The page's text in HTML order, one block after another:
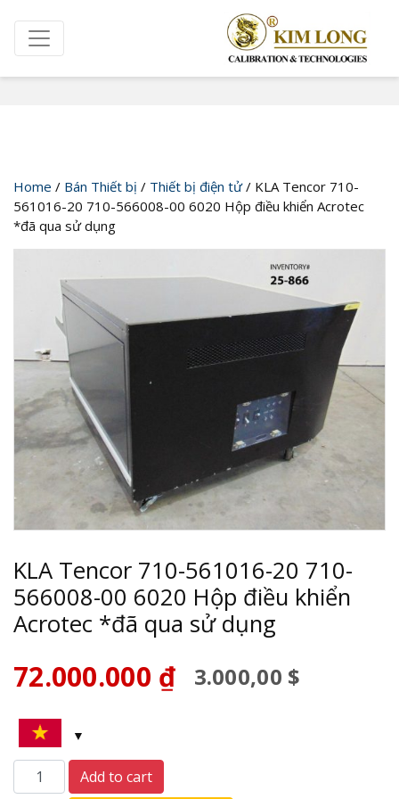
Cửa hàng
Home / Bán Thiết bị / Thiết bị điện tử/ KLA Tencor 710-
561016-20 710-566008-00 6020 Hộp điều khiển Acrotec
*đã qua sử dụng
KLA Tencor 710-561016-20 710-
566008-00 6020 Hộp điều khiển
Acrotec *đã qua sử dụng
72.000.000 ₫ 3.000,00 $
KLA
Tencor
Add to cart